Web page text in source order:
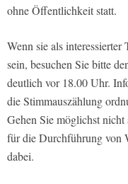
ohne Öffentlichkeit statt.
Wenn sie als
sein, besuchen Sie bitte
deutlich vor 18.00 Uhr.
die Stimmauszählung
Gehen Sie möglichst
für die Durchführung von
dabei.